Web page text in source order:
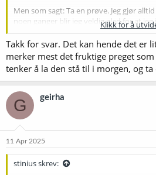
Men som sagt: Ta en prøve. Jeg gjør
noen ganger blir jeg veldig glad for at
hva jeg trudde, men tok den prøven.
Klikk for å
Takk for svar. Det kan hende det er
merker mest det fruktige preget
tenker å la den stå til i morgen, og ta
G geirha
11 Apr 2025
stinius skrev: